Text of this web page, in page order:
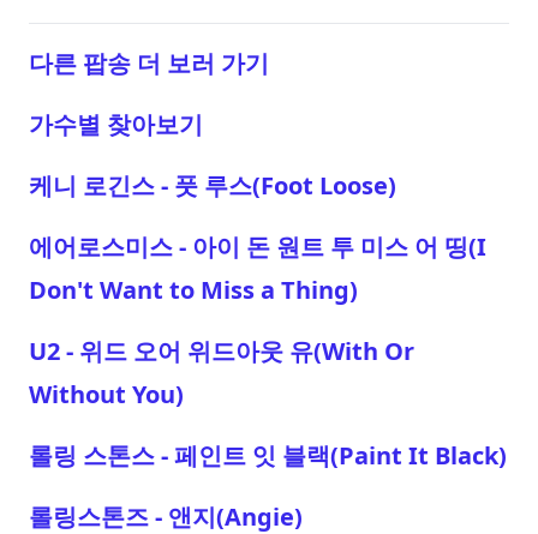
다른 팝송 더 보러 가기
가수별 찾아보기
케니 로긴스 - 풋 루스(Foot Loose)
에어로스미스 - 아이 돈 원트 투 미스 어 띵(I
Don't Want to Miss a Thing)
U2 - 위드 오어 위드아웃 유(With Or
Without You)
롤링 스톤스 - 페인트 잇 블랙(Paint It Black)
롤링스톤즈 - 앤지(Angie)